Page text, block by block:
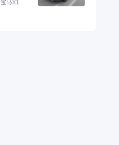
适。另外，瓜子承诺无火
宝马X1